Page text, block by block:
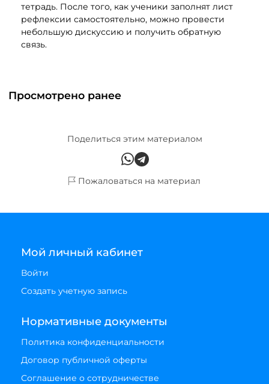
тетрадь. После того, как ученики заполнят лист
рефлексии самостоятельно, можно провести
небольшую дискуссию и получить обратную
связь.
Просмотрено ранее
Поделиться этим материалом
Пожаловаться на материал
Мой личный кабинет
Войти
Создать учетную запись
Нормативные документы
Политика конфиденциальности
Договор публичной оферты
Соглашение о сотрудничестве